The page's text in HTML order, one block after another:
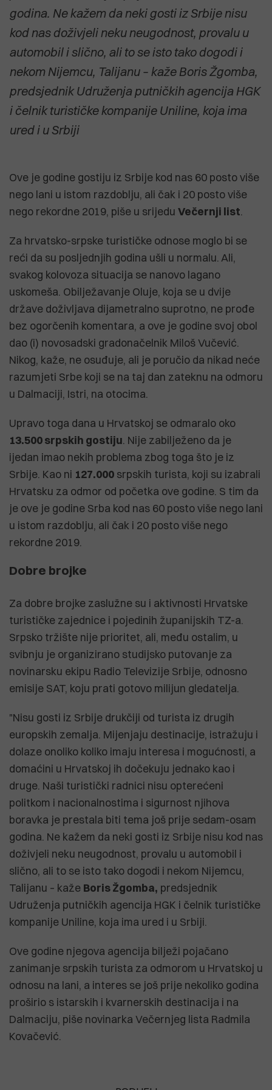
godina. Ne kažem da neki gosti iz Srbije nisu
kod nas doživjeli neku neugodnost, provalu u
automobil i slično, ali to se isto tako dogodi i
nekom Nijemcu, Talijanu – kaže Boris Žgomba,
predsjednik Udruženja putničkih agencija HGK
i čelnik turističke kompanije Uniline, koja ima
ured i u Srbiji
Ove je godine gostiju iz Srbije kod nas 60 posto više
nego lani u istom razdoblju, ali čak i 20 posto više
nego rekordne 2019, piše u srijedu Večernji list.
Za hrvatsko-srpske turističke odnose moglo bi se
reći da su posljednjih godina ušli u normalu. Ali,
svakog kolovoza situacija se nanovo lagano
uskomeša. Obilježavanje Oluje, koja se u dvije
države doživljava dijametralno suprotno, ne prođe
bez ogorčenih komentara, a ove je godine svoj obol
dao (i) novosadski gradonačelnik Miloš Vučević.
Nikog, kaže, ne osuđuje, ali je poručio da nikad neće
razumjeti Srbe koji se na taj dan zateknu na odmoru
u Dalmaciji, Istri, na otocima.
Upravo toga dana u Hrvatskoj se odmaralo oko
13.500 srpskih gostiju. Nije zabilježeno da je
ijedan imao nekih problema zbog toga što je iz
Srbije. Kao ni 127.000 srpskih turista, koji su izabrali
Hrvatsku za odmor od početka ove godine. S tim da
je ove je godine Srba kod nas 60 posto više nego lani
u istom razdoblju, ali čak i 20 posto više nego
rekordne 2019.
Dobre brojke
Za dobre brojke zaslužne su i aktivnosti Hrvatske
turističke zajednice i pojedinih županijskih TZ-a.
Srpsko tržište nije prioritet, ali, među ostalim, u
svibnju je organizirano studijsko putovanje za
novinarsku ekipu Radio Televizije Srbije, odnosno
emisije SAT, koju prati gotovo milijun gledatelja.
"Nisu gosti iz Srbije drukčiji od turista iz drugih
europskih zemalja. Mijenjaju destinacije, istražuju i
dolaze onoliko koliko imaju interesa i mogućnosti, a
domaćini u Hrvatskoj ih dočekuju jednako kao i
druge. Naši turistički radnici nisu opterećeni
politkom i nacionalnostima i sigurnost njihova
boravka je prestala biti tema još prije sedam-osam
godina. Ne kažem da neki gosti iz Srbije nisu kod nas
doživjeli neku neugodnost, provalu u automobil i
slično, ali to se isto tako dogodi i nekom Nijemcu,
Talijanu – kaže Boris Žgomba, predsjednik
Udruženja putničkih agencija HGK i čelnik turističke
kompanije Uniline, koja ima ured i u Srbiji.
Ove godine njegova agencija bilježi pojačano
zanimanje srpskih turista za odmorom u Hrvatskoj u
odnosu na lani, a interes se još prije nekoliko godina
proširio s istarskih i kvarnerskih destinacija i na
Dalmaciju, piše novinarka Večernjeg lista Radmila
Kovačević.